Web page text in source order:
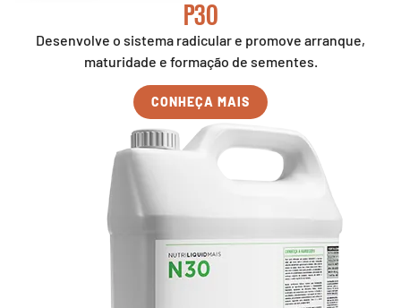
P30
Desenvolve o sistema radicular e promove arranque,
maturidade e formação de sementes.
CONHEÇA MAIS